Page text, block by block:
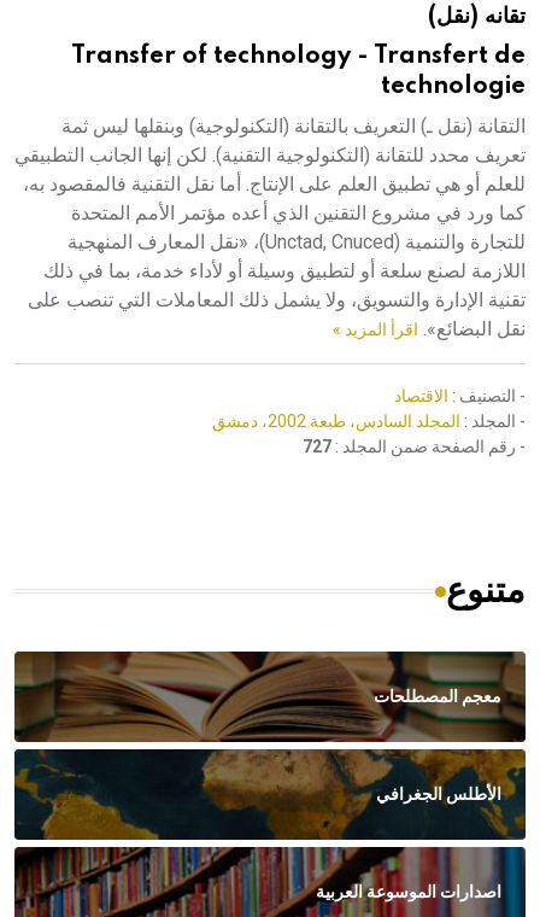
هيئة الموسوعة العربية تطلق موسوعات جديدة في عام 2026تقانه (نقل)
Transfer of technology - Transfert de
technologie
التقانة (نقل ـ) التعريف بالتقانة (التكنولوجية) وبنقلها ليس ثمة
تعريف محدد للتقانة (التكنولوجية التقنية). لكن إنها الجانب التطبيقي
للعلم أو هي تطبيق العلم على الإنتاج. أما نقل التقنية فالمقصود به،
كما ورد في مشروع التقنين الذي أعده مؤتمر الأمم المتحدة
للتجارة والتنمية (Unctad, Cnuced)، «نقل المعارف المنهجية
اللازمة لصنع سلعة أو لتطبيق وسيلة أو لأداء خدمة، بما في ذلك
تقنية الإدارة والتسويق، ولا يشمل ذلك المعاملات التي تنصب على
نقل البضائع». اقرأ المزيد »
- التصنيف : الاقتصاد
- المجلد : المجلد السادس، طبعة 2002، دمشق
- رقم الصفحة ضمن المجلد : 727
متنوع
معجم المصطلحات
الأطلس الجغرافي
اصدارات الموسوعة العربية